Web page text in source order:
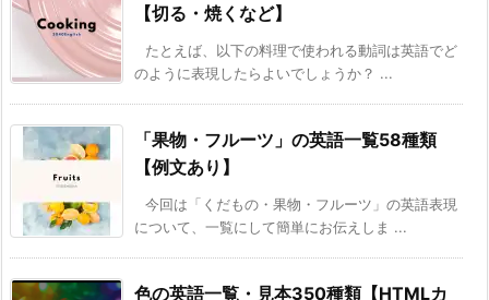
【切る・焼くなど】
たとえば、以下の料理で使われる動詞は英語でど
のように表現したらよいでしょうか？ ...
「果物・フルーツ」の英語一覧58種類
【例文あり】
今回は「くだもの・果物・フルーツ」の英語表現
について、一覧にして簡単にお伝えしま ...
色の英語一覧・見本350種類【HTMLカ